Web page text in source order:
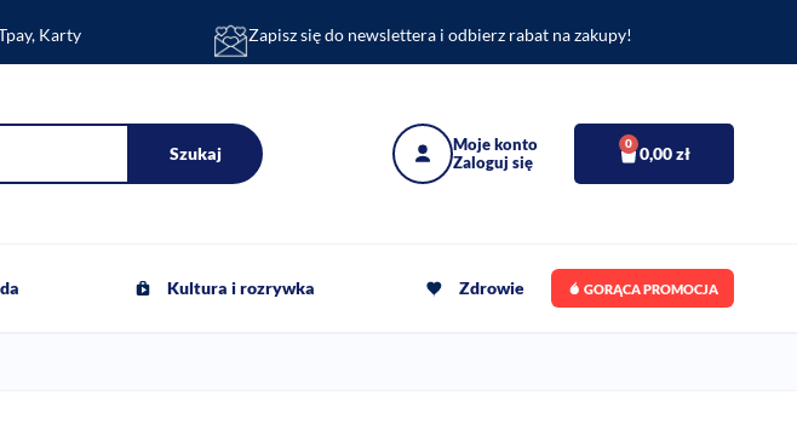
Karty Zapisz się do newslettera i odbierz rabat na zakupy!
Szukaj 0,00zł
0
Kultura i rozrywka Zdrowie GORĄCA PROMOCJA